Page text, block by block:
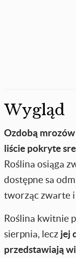
Wygląd
Ozdobą mrozów
liście pokryte
Roślina osiąga
dostępne sa
tworząc zwarte i
Roślina kwitnie
sierpnia, lecz jej
przedstawiają